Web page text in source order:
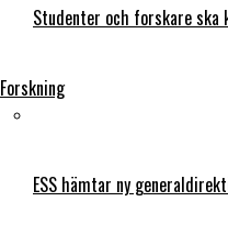
Studenter och forskare
Forskning
ESS hämtar ny